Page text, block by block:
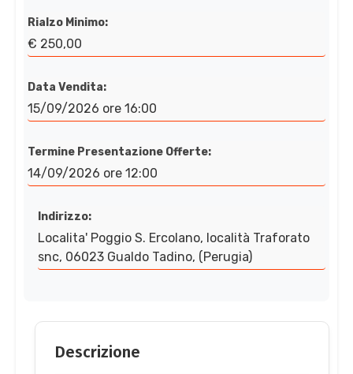
Rialzo Minimo:
€ 250,00
Data Vendita:
15/09/2026 ore 16:00
Termine Presentazione Offerte:
14/09/2026 ore 12:00
Indirizzo:
Localita' Poggio S. Ercolano, località Traforato
snc, 06023 Gualdo Tadino, (Perugia)
Descrizione